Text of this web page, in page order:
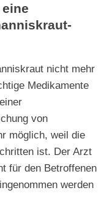
nicht mehr
Medikamente
von
möglich, weil die
ist. Der Arzt
für den Betroffenen
werden